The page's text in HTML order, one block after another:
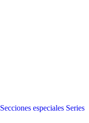
Secciones especiales Series